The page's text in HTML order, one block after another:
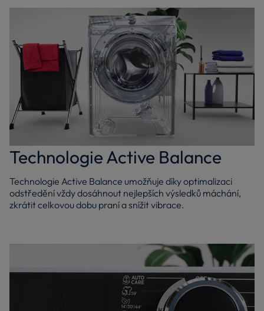
Technologie Active Balance
Technologie Active Balance umožňuje díky optimalizaci
odstředění vždy dosáhnout nejlepších výsledků máchání,
zkrátit celkovou dobu praní a snížit vibrace.